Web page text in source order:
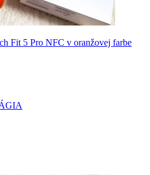
Fit 5 Pro NFC v oranžovej farbe